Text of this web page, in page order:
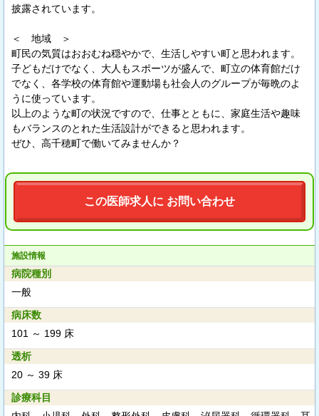
披露されています。
＜ 地域 ＞
町民の気質はおおむね穏やかで、生活しやすい町と思われます。
子どもだけでなく、大人もスポーツが盛んで、町立の体育館だけ
でなく、各学校の体育館や運動場も社会人のグループが毎晩のよ
うに使っています。
以上のような町の状況ですので、仕事とともに、家庭生活や趣味
もバランスのとれた生活設計ができると思われます。
ぜひ、高千穂町で働いてみませんか？
この医師求人に お問い合わせ
施設情報
病院種別
一般
病床数
101 ～ 199 床
透析
20 ～ 39 床
診療科目